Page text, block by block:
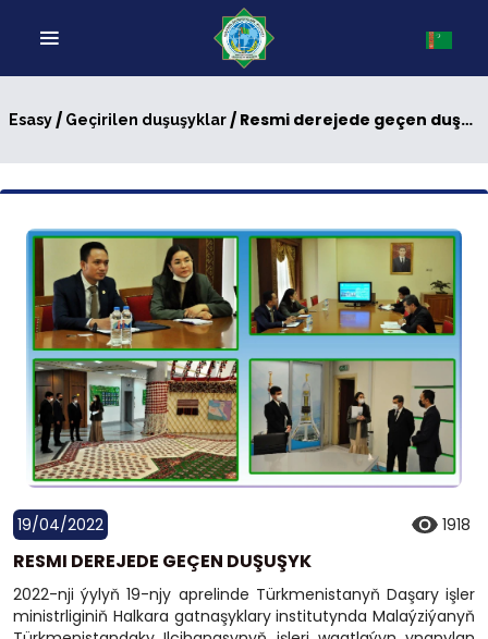
Esasy/ Geçirilen duşuşyklar/ Resmi derejede geçen duşuşyk
19/04/2022 1918
RESMI DEREJEDE GEÇEN DUŞUŞYK
2022-nji ýylyň 19-njy aprelinde Türkmenistanyň Daşary işler
ministrliginiň Halkara gatnaşyklary institutynda Malaýziýanyň